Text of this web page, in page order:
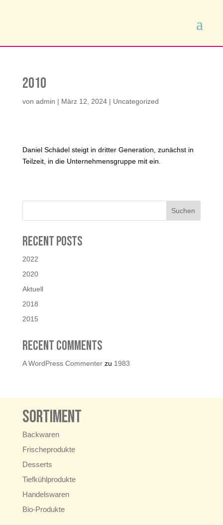
2010
von admin | März 12, 2024| Uncategorized
Daniel Schädel steigt in dritter Generation, zunächst in
Teilzeit, in die Unternehmensgruppe mit ein.
Suchen
Recent Posts
2022
2020
Aktuell
2018
2015
Recent Comments
A WordPress Commenterzu 1983
Sortiment
Backwaren
Frischeprodukte
Desserts
Tiefkühlprodukte
Handelswaren
Bio-Produkte